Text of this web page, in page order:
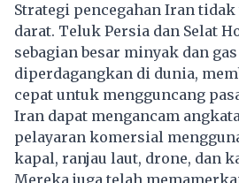
Strategi pencegahan Iran
darat. Teluk Persia dan Selat
sebagian besar minyak dan
diperdagangkan di dunia,
cepat untuk mengguncang
Iran dapat mengancam
pelayaran komersial
kapal, ranjau laut, drone, dan